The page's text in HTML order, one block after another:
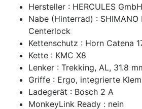
Hersteller : HERCULES GmbH
Nabe (Hinterrad) : SHIMANO
Centerlock
Kettenschutz : Horn Catena
Kette : KMC X8
Lenker : Trekking, AL, 31.8
Griffe : Ergo, integrierte
Ladegerät : Bosch 2 A
MonkeyLink Ready : nein